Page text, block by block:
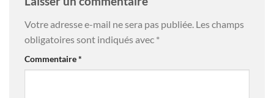
Votre adresse e-mail ne sera pas publiée. Les champs
obligatoires sont indiqués avec *
Commentaire*